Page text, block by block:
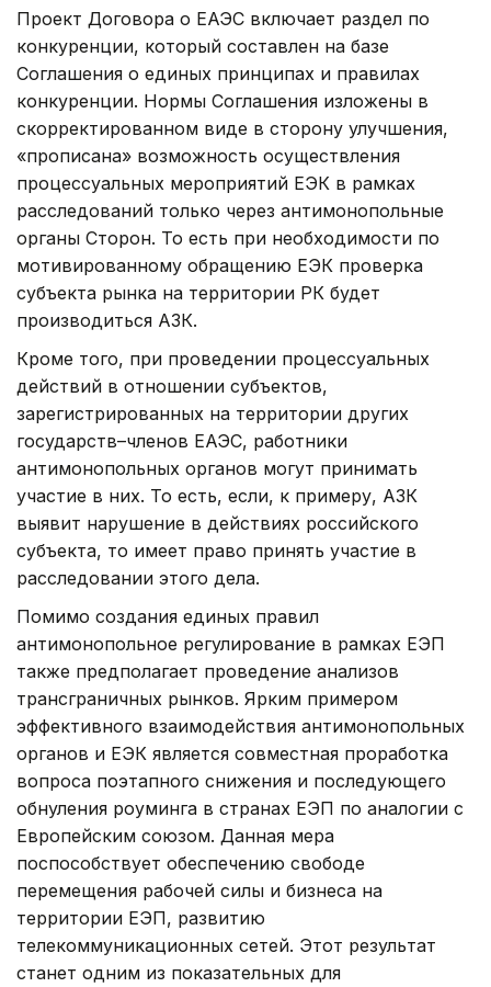
Проект Договора о ЕАЭС включает раздел по
конкуренции, который составлен на базе
Соглашения о единых принципах и правилах
конкуренции. Нормы Соглашения изложены в
скорректированном виде в сторону улучшения,
«прописана» возможность осуществления
процессуальных мероприятий ЕЭК в рамках
расследований только через антимонопольные
органы Сторон. То есть при необходимости по
мотивированному обращению ЕЭК проверка
субъекта рынка на территории РК будет
производиться АЗК.
Кроме того, при проведении процессуальных
действий в отношении субъектов,
зарегистрированных на территории других
государств–членов ЕАЭС, работники
антимонопольных органов могут принимать
участие в них. То есть, если, к примеру, АЗК
выявит нарушение в действиях российского
субъекта, то имеет право принять участие в
расследовании этого дела.
Помимо создания единых правил
антимонопольное регулирование в рамках ЕЭП
также предполагает проведение анализов
трансграничных рынков. Ярким примером
эффективного взаимодействия антимонопольных
органов и ЕЭК является совместная проработка
вопроса поэтапного снижения и последующего
обнуления роуминга в странах ЕЭП по аналогии с
Европейским союзом. Данная мера
поспособствует обеспечению свободе
перемещения рабочей силы и бизнеса на
территории ЕЭП, развитию
телекоммуникационных сетей. Этот результат
станет одним из показательных для